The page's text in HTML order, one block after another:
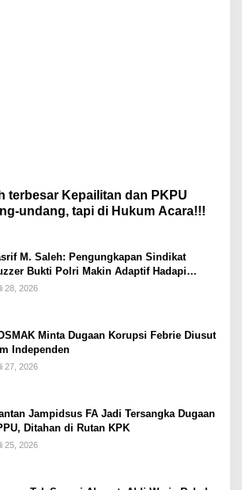
terbesar Kepailitan dan PKPU
undang, tapi di Hukum Acara!!!
M. Saleh: Pengungkapan Sindikat
Bukti Polri Makin Adaptif Hadapi
Digital
28, 2026
Minta Dugaan Korupsi Febrie Diusut
Independen
27, 2026
Jampidsus FA Jadi Tersangka Dugaan
Ditahan di Rutan KPK
25, 2026